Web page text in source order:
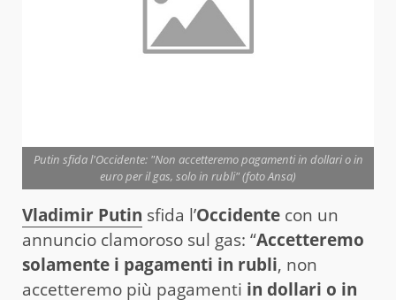
Putin sfida l'Occidente: "Non accetteremo pagamenti in dollari o in
euro per il gas, solo in rubli" (foto Ansa)
Vladimir Putin sfida l’Occidente con un
annuncio clamoroso sul gas: “Accetteremo
solamente i pagamenti in rubli, non
accetteremo più pagamenti in dollari o in